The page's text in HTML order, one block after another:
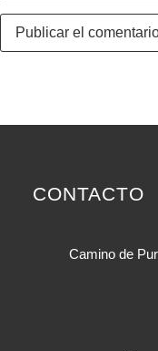
CONTACTO
Camino de